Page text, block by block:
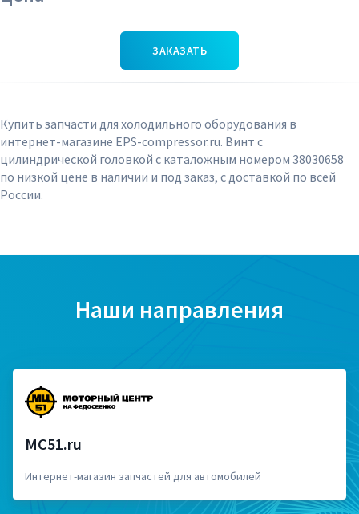
ЗАКАЗАТЬ
Купить запчасти для холодильного оборудования в
интернет-магазине EPS-compressor.ru. Винт с
цилиндрической головкой с каталожным номером 38030658
по низкой цене в наличии и под заказ, с доставкой по всей
России.
Наши направления
MC51.ru
Интернет-магазин запчастей для автомобилей